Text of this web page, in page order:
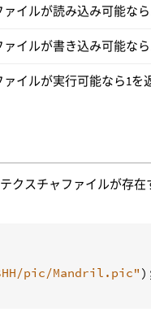
ァイルが読み込み可能なら
ァイルが書き込み可能なら
ァイルが実行可能なら1を
クスチャファイルが存
pic/Mandril.pic"